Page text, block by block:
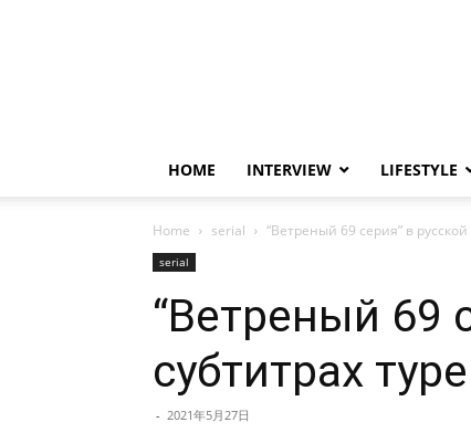
HOME INTERVIEW LIFESTYLE
Home serial “Ветреный 69 серия” в
serial
“Ветреный 69
субтитрах
- 2021年5月27日